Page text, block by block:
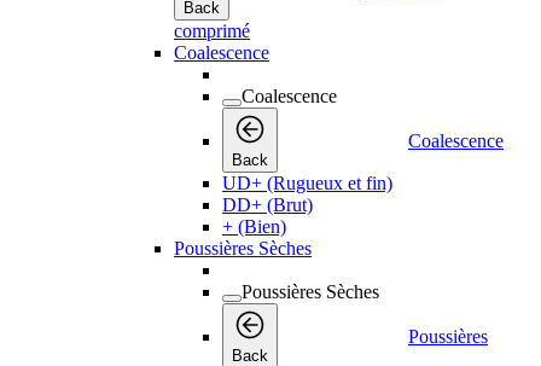
Back
comprimé
Coalescence
Coalescence
Back
Coalescence
UD+ (Rugueux et fin)
DD+ (Brut)
+ (Bien)
Poussières Sèches
Poussières Sèches
Back
Poussières